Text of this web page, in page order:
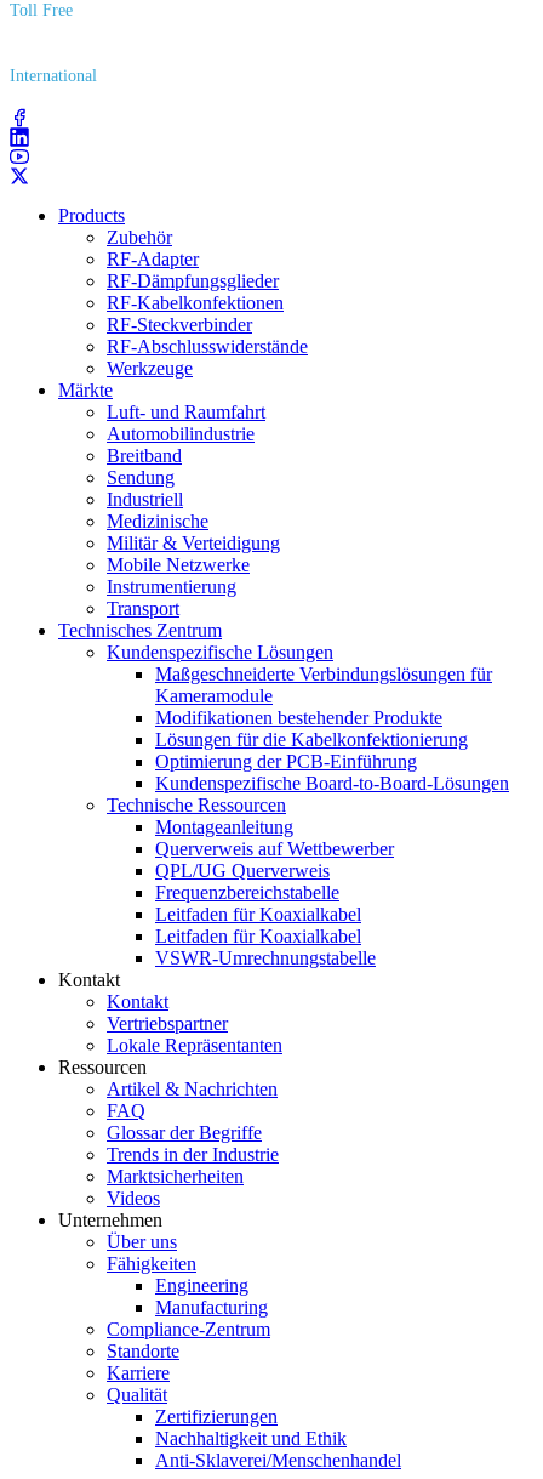
Toll Free
International
Products
Zubehör
RF-Adapter
RF-Dämpfungsglieder
RF-Kabelkonfektionen
RF-Steckverbinder
RF-Abschlusswiderstände
Werkzeuge
Märkte
Luft- und Raumfahrt
Automobilindustrie
Breitband
Sendung
Industriell
Medizinische
Militär & Verteidigung
Mobile Netzwerke
Instrumentierung
Transport
Technisches Zentrum
Kundenspezifische Lösungen
Maßgeschneiderte Verbindungslösungen für
Kameramodule
Modifikationen bestehender Produkte
Lösungen für die Kabelkonfektionierung
Optimierung der PCB-Einführung
Kundenspezifische Board-to-Board-Lösungen
Technische Ressourcen
Montageanleitung
Querverweis auf Wettbewerber
QPL/UG Querverweis
Frequenzbereichstabelle
Leitfaden für Koaxialkabel
Leitfaden für Koaxialkabel
VSWR-Umrechnungstabelle
Kontakt
Kontakt
Vertriebspartner
Lokale Repräsentanten
Ressourcen
Artikel & Nachrichten
FAQ
Glossar der Begriffe
Trends in der Industrie
Marktsicherheiten
Videos
Unternehmen
Über uns
Fähigkeiten
Engineering
Manufacturing
Compliance-Zentrum
Standorte
Karriere
Qualität
Zertifizierungen
Nachhaltigkeit und Ethik
Anti-Sklaverei/Menschenhandel